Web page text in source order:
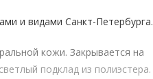
и видами Санкт-Петербурга.
кожи. Закрывается на
подклад из полиэстера.